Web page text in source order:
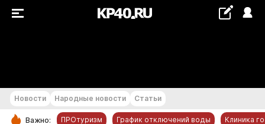
Новости Народные новости Статьи
Важно: ПРОтуризм График отключений воды Клиника